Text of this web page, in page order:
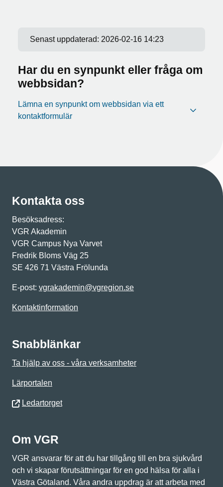
Senast uppdaterad: 2026-02-16 14:23
Har du en synpunkt eller fråga om
webbsidan?
Lämna en synpunkt om webbsidan via ett
kontaktformulär
Kontakta oss
Besöksadress:
VGR Akademin
VGR Campus Nya Varvet
Fredrik Bloms Väg 25
SE 426 71 Västra Frölunda
E-post: vgrakademin@vgregion.se
Kontaktinformation
Snabblänkar
Ta hjälp av oss - våra verksamheter
Lärportalen
Ledartorget
Om VGR
VGR ansvarar för att du har tillgång till en bra sjukvård
och vi skapar förutsättningar för en god hälsa för alla i
Västra Götaland. Våra andra uppdrag är att arbeta med